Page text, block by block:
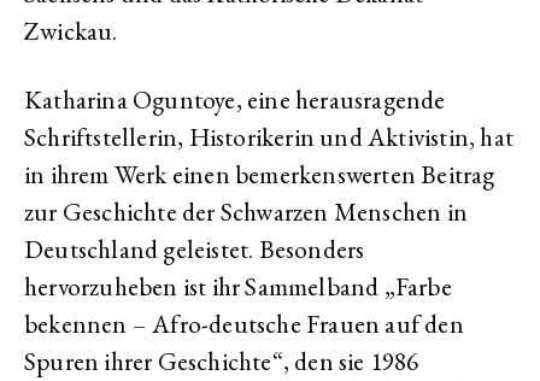
Zwickau.
Katharina Oguntoye, eine herausragende
Schriftstellerin, Historikerin und Aktivistin, hat
in ihrem Werk einen bemerkenswerten Beitrag
zur Geschichte der Schwarzen Menschen in
Deutschland geleistet. Besonders
hervorzuheben ist ihr Sammelband „Farbe
bekennen – Afro-deutsche Frauen auf den
Spuren ihrer Geschichte“, den sie 1986